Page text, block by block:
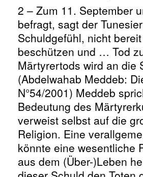
2 – Zum 11. September
befragt, sagt der
Schuldgefühl, nicht
beschützen und … Tod
Märtyrertods wird an die
(Abdelwahab Meddeb:
N°54/2001) Meddeb
Bedeutung des
verweist selbst auf die
Religion. Eine
könnte eine wesentliche
aus dem (Über-)Leben